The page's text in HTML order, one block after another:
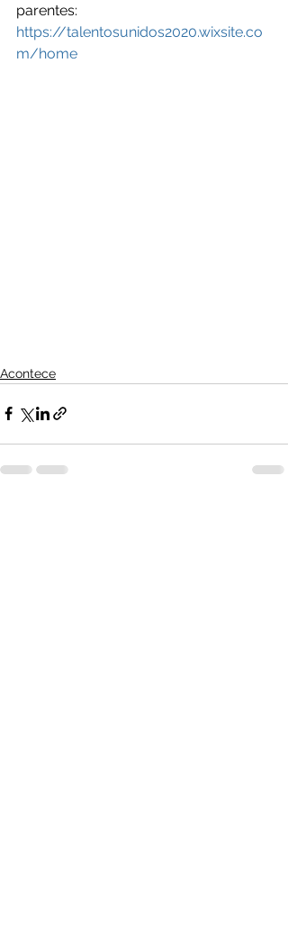
parentes:
https://talentosunidos2020.wixsite.co
m/home
Acontece